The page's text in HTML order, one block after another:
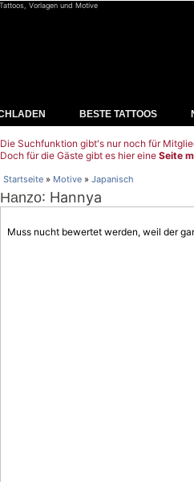
Vorlagen und Motive
BESTE TATTOOS
Die Suchfunktion gibt's nur noch für
Doch für die Gäste gibt es hier eine Seite
Startseite » Motive » Japanisch
Hanzo: Hannya
Muss nucht bewertet werden, weil der